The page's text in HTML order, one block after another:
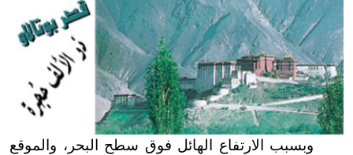
وبسبب الارتفاع الهائل فوق سطح البحر، والموقع